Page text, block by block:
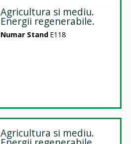
Agricultura si mediu.
Energii regenerabile.
Numar Stand E118
Agricultura si mediu.